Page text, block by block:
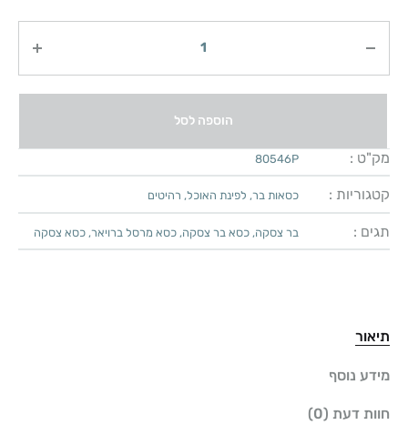
הוספה לסל
מק"ט : 80546P
קטגוריות : כסאות בר, לפינת האוכל, רהיטים
תגים : בר צסקה, כסא בר צסקה, כסא מרסל ברויאר, כסא צסקה
תיאור
מידע נוסף
חוות דעת (0)